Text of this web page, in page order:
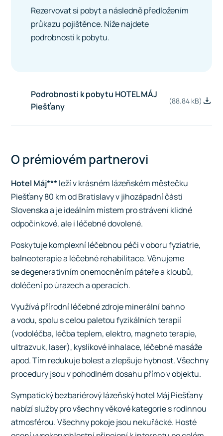
Rezervovat si pobyt a následně předložením
průkazu pojištěnce. Níže najdete
podrobnosti k pobytu.
Podrobnosti k pobytu HOTEL MÁJ
Piešťany
(88.84 kB)
O prémiovém partnerovi
Hotel Máj***leží v krásném lázeňském městečku
Piešťany 80 km od Bratislavy v jihozápadní části
Slovenska a je ideálním místem pro strávení klidné
odpočinkové, ale i léčebné dovolené.
Poskytuje komplexní léčebnou péči v oboru fyziatrie,
balneoterapie a léčebné rehabilitace. Věnujeme
se degenerativním onemocněním páteře a kloubů,
doléčení po úrazech a operacích.
Využívá přírodní léčebné zdroje minerální bahno
a vodu, spolu s celou paletou fyzikálních terapií
(vodoléčba, léčba teplem, elektro, magneto terapie,
ultrazvuk, laser), kyslíkové inhalace, léčebné masáže
apod. Tím redukuje bolest a zlepšuje hybnost. Všechny
procedury jsou v pohodlném dosahu přímo v objektu.
Sympatický bezbariérový lázeňský hotel Máj Piešťany
nabízí služby pro všechny věkové kategorie s rodinnou
atmosférou. Všechny pokoje jsou nekuřácké. Hosté